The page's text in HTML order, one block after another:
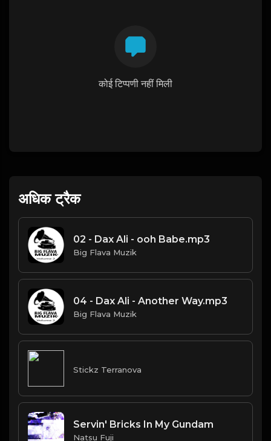
कोई टिप्पणी नहीं मिली
अधिक ट्रैक
02 - Dax Ali - ooh Babe.mp3
Big Flava Muzik
04 - Dax Ali - Another Way.mp3
Big Flava Muzik
Stickz Terranova
Servin' Bricks In My Gundam
Natsu Fuji